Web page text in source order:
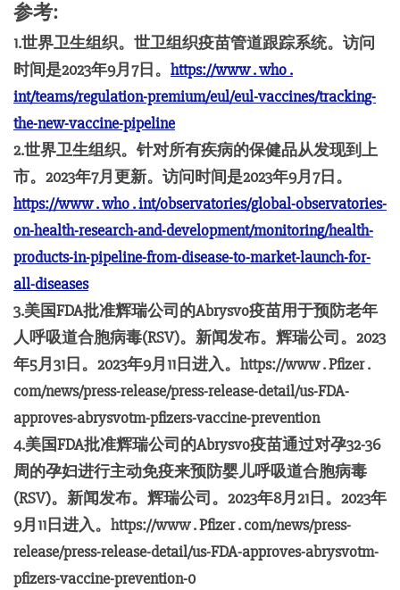
参考:
1.世界卫生组织。世卫组织疫苗管道跟踪系统。访问
时间是2023年9月7日。 https://www . who .
int/teams/regulation-premium/eul/eul-vaccines/tracking-
the-new-vaccine-pipeline
2.世界卫生组织。针对所有疾病的保健品从发现到上
市。2023年7月更新。访问时间是2023年9月7日。
https://www . who . int/observatories/global-observatories-
on-health-research-and-development/monitoring/health-
products-in-pipeline-from-disease-to-market-launch-for-
all-diseases
3.美国FDA批准辉瑞公司的Abrysvo疫苗用于预防老年
人呼吸道合胞病毒(RSV)。新闻发布。辉瑞公司。2023
年5月31日。2023年9月11日进入。https://www . Pfizer .
com/news/press-release/press-release-detail/us-FDA-
approves-abrysvotm-pfizers-vaccine-prevention
4.美国FDA批准辉瑞公司的Abrysvo疫苗通过对孕32-36
周的孕妇进行主动免疫来预防婴儿呼吸道合胞病毒
(RSV)。新闻发布。辉瑞公司。2023年8月21日。2023年
9月11日进入。https://www . Pfizer . com/news/press-
release/press-release-detail/us-FDA-approves-abrysvotm-
pfizers-vaccine-prevention-0